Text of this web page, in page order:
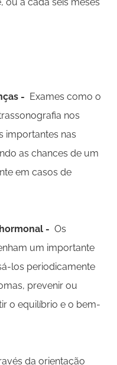
- Exames como o
nos
importantes nas
as chances de um
em casos de
- Os
um importante
los periodicamente
prevenir ou
o equilíbrio e o bem-
da orientação